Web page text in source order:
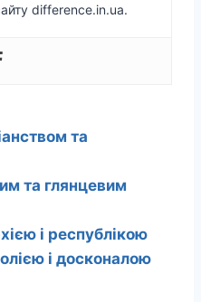
difference.in.ua.
та
та глянцевим
і республікою
і досконалою